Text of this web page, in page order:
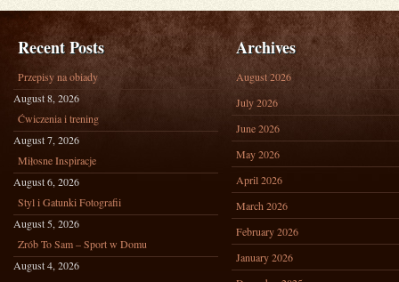
Recent Posts
Przepisy na obiady
August 8, 2026
Ćwiczenia i trening
August 7, 2026
Miłosne Inspiracje
August 6, 2026
Styl i Gatunki Fotografii
August 5, 2026
Zrób To Sam – Sport w Domu
August 4, 2026
Archives
August 2026
July 2026
June 2026
May 2026
April 2026
March 2026
February 2026
January 2026